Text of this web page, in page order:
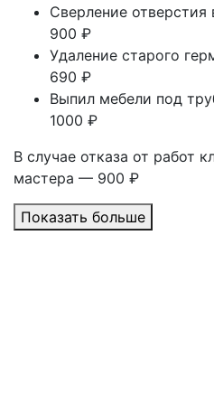
Сверление отверстия
900 ₽
Удаление старого
690 ₽
Выпил мебели под
1000 ₽
В случае отказа от работ
мастера — 900 ₽
Показать больше